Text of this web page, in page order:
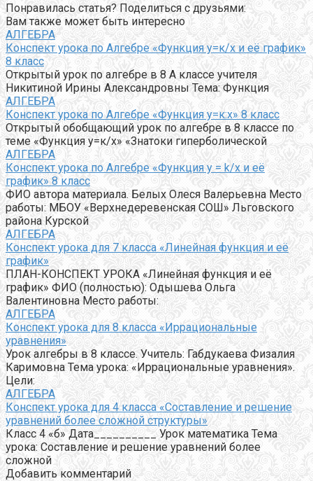
Понравилась статья? Поделиться с друзьями:
Вам также может быть интересно
АЛГЕБРА
Конспект урока по Алгебре «Функция у=к/х и её график»
8 класс
Открытый урок по алгебре в 8 А классе учителя
Никитиной Ирины Александровны Тема: Функция
АЛГЕБРА
Конспект урока по Алгебре «Функция у=к:х» 8 класс
Открытый обобщающий урок по алгебре в 8 классе по
теме «Функция у=к/х» «Знатоки гиперболической
АЛГЕБРА
Конспект урока по Алгебре «Функция y = k/x и её
график» 8 класс
ФИО автора материала. Белых Олеся Валерьевна Место
работы: МБОУ «Верхнедеревенская СОШ» Льговского
района Курской
АЛГЕБРА
Конспект урока для 7 класса «Линейная функция и её
график»
ПЛАН-КОНСПЕКТ УРОКА «Линейная функция и её
график» ФИО (полностью): Одышева Ольга
Валентиновна Место работы:
АЛГЕБРА
Конспект урока для 8 класса «Иррациональные
уравнения»
Урок алгебры в 8 классе. Учитель: Габдукаева Физалия
Каримовна Тема урока: «Иррациональные уравнения».
Цели:
АЛГЕБРА
Конспект урока для 4 класса «Составление и решение
уравнений более сложной структуры»
Класс 4 «б» Дата__________ Урок математика Тема
урока: Составление и решение уравнений более
сложной
Добавить комментарий